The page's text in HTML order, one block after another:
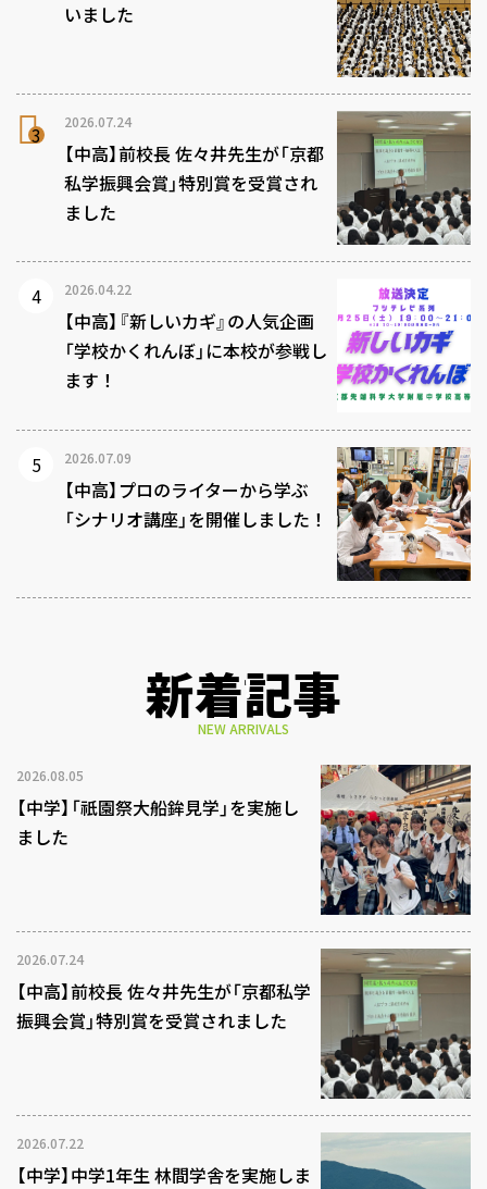
いました
2026.07.24
【中高】前校長 佐々井先生が「京都
私学振興会賞」特別賞を受賞され
ました
2026.04.22
【中高】『新しいカギ』の人気企画
「学校かくれんぼ」に本校が参戦し
ます！
2026.07.09
【中高】プロのライターから学ぶ
「シナリオ講座」を開催しました！
新着記事
NEW ARRIVALS
2026.08.05
【中学】「祇園祭大船鉾見学」を実施し
ました
2026.07.24
【中高】前校長 佐々井先生が「京都私学
振興会賞」特別賞を受賞されました
2026.07.22
【中学】中学1年生 林間学舎を実施しま